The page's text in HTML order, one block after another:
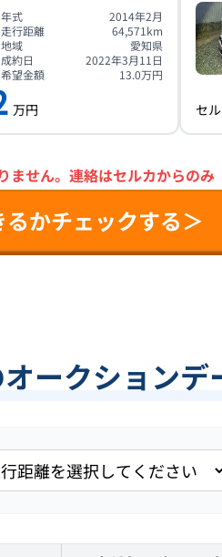
年式
2014年2月
走行距離
64,571 km
地域
愛知県
成約日
2022年3月11日
希望金額
13.0万円
万円 セ
せん。 連絡はセルカからのみ
かチェックする＞
ークションデ